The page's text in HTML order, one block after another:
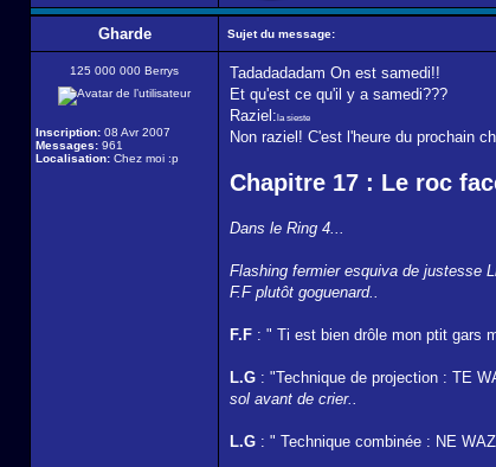
Gharde Sujet du message:
125 000 000 Berrys
Inscription: 08 Avr 2007
Messages: 961
Localisation: Chez moi :p
Tadadadadam On est samedi!!
Et qu'est ce qu'il y a samedi???
Raziel: la sieste
Non raziel! C'est l'heure du prochain
Chapitre 17 : Le roc
Dans le Ring 4...
Flashing fermier esquiva de justesse
F.F plutôt goguenard..
F.F : " Ti est bien drôle mon ptit gars
L.G : "Technique de projection : TE
sol avant de crier..
L.G : " Technique combinée : NE